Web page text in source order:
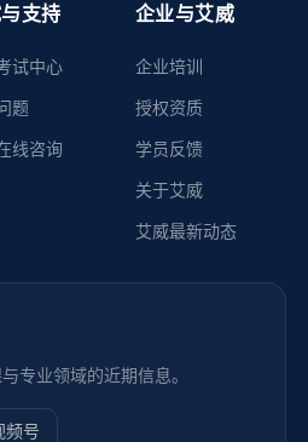
支持
试中心
题
线咨询
企业与艾威
企业培训
授权资质
学员反馈
关于艾威
艾威最新动态
专业领域的近期信息。
频号